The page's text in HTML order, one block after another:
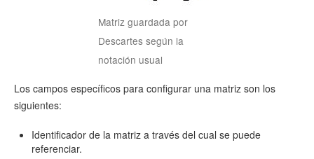
Matriz guardada por
Descartes según la
notación usual
Los campos específicos para configurar una matriz son los
siguientes:
Identificador de la matriz a través del cual se puede
referenciar.